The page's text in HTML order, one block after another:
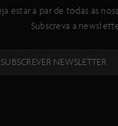
estar a par de todas as
Subscreva a
SUBSCREVER NEWSLETTER